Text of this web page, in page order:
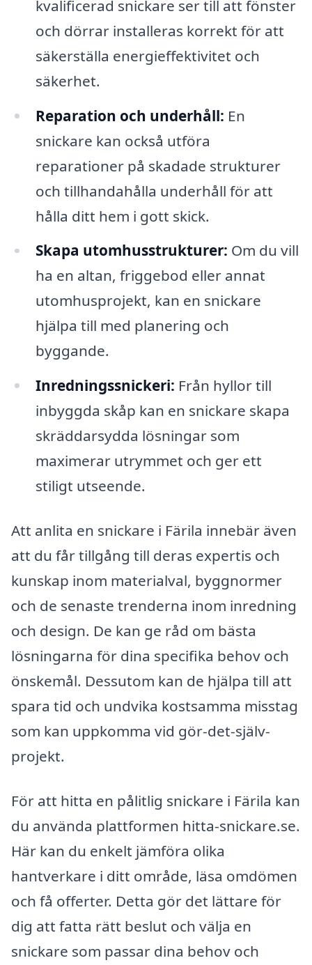
kvalificerad snickare ser till att fönster
och dörrar installeras korrekt för att
säkerställa energieffektivitet och
säkerhet.
Reparation och underhåll: En
snickare kan också utföra
reparationer på skadade strukturer
och tillhandahålla underhåll för att
hålla ditt hem i gott skick.
Skapa utomhusstrukturer: Om du vill
ha en altan, friggebod eller annat
utomhusprojekt, kan en snickare
hjälpa till med planering och
byggande.
Inredningssnickeri: Från hyllor till
inbyggda skåp kan en snickare skapa
skräddarsydda lösningar som
maximerar utrymmet och ger ett
stiligt utseende.
Att anlita en snickare i Färila innebär även
att du får tillgång till deras expertis och
kunskap inom materialval, byggnormer
och de senaste trenderna inom inredning
och design. De kan ge råd om bästa
lösningarna för dina specifika behov och
önskemål. Dessutom kan de hjälpa till att
spara tid och undvika kostsamma misstag
som kan uppkomma vid gör-det-själv-
projekt.
För att hitta en pålitlig snickare i Färila kan
du använda plattformen hitta-snickare.se.
Här kan du enkelt jämföra olika
hantverkare i ditt område, läsa omdömen
och få offerter. Detta gör det lättare för
dig att fatta rätt beslut och välja en
snickare som passar dina behov och